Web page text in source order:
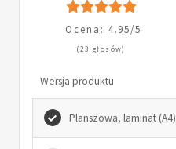
Ocena: 4.95/5
(23 głosów)
Wersja produktu
Planszowa, laminat (A4)